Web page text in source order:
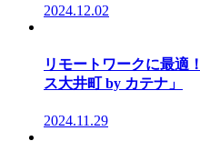
2024.12.02
リモートワークに最適
ス大井町 by カテナ」
2024.11.29